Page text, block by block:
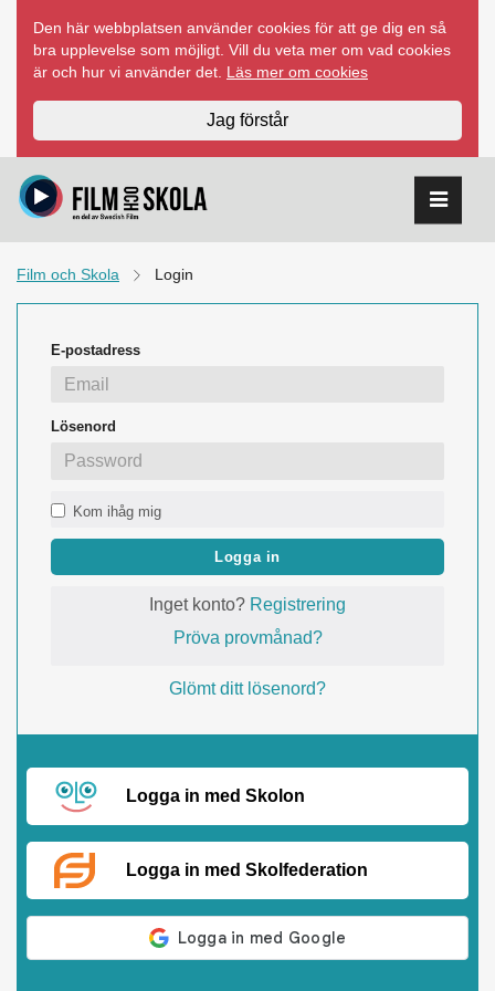
innehåll
Den här webbplatsen använder cookies för att ge dig en så
bra upplevelse som möjligt. Vill du veta mer om vad cookies
är och hur vi använder det. Läs mer om cookies
Jag förstår
Film och Skola Login
E-postadress
Lösenord
Kom ihåg mig
Logga in
Inget konto? Registrering
Pröva provmånad?
Glömt ditt lösenord?
Logga in med Skolon
Logga in med Skolfederation